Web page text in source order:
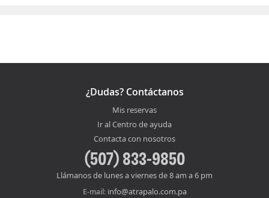
¿Dudas? Contáctanos
Mis reservas
Ir al Centro de ayuda
Contacta con nosotros
(507) 833-9850
Llámanos de lunes a viernes de 8 am a 6 pm
E-mail: info@atrapalo.com.pa